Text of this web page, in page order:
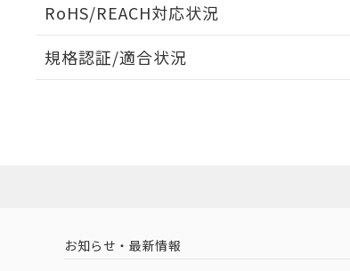
RoHS/REACH対応状況
EU RoHS 注意事項・凡例
中国 RoHS 注意事項・凡例
規格認証/適合状況
（イギリス
（ノルウェー
お知らせ・最新情報